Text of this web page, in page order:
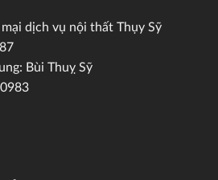
dịch vụ nội thất Thụy Sỹ
Bùi Thuỵ Sỹ